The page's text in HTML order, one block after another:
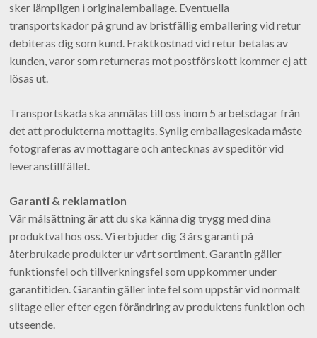
sker lämpligen i originalemballage. Eventuella
transportskador på grund av bristfällig emballering vid retur
debiteras dig som kund. Fraktkostnad vid retur betalas av
kunden, varor som returneras mot postförskott kommer ej att
lösas ut.
Transportskada ska anmälas till oss inom 5 arbetsdagar från
det att produkterna mottagits. Synlig emballageskada måste
fotograferas av mottagare och antecknas av speditör vid
leveranstillfället.
Garanti & reklamation
Vår målsättning är att du ska känna dig trygg med dina
produktval hos oss. Vi erbjuder dig 3 års garanti på
återbrukade produkter ur vårt sortiment. Garantin gäller
funktionsfel och tillverkningsfel som uppkommer under
garantitiden. Garantin gäller inte fel som uppstår vid normalt
slitage eller efter egen förändring av produktens funktion och
utseende.